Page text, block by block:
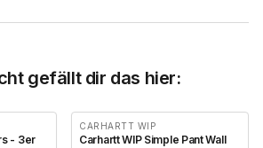
gefällt dir das hier:
- 3er
CARHARTT WIP
Carhartt WIP Simple Pant Wall